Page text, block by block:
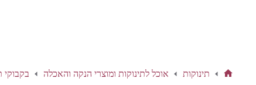
תינוקות אוכל לתינוקות ומוצרי הנקה והאכלה בקבוקי